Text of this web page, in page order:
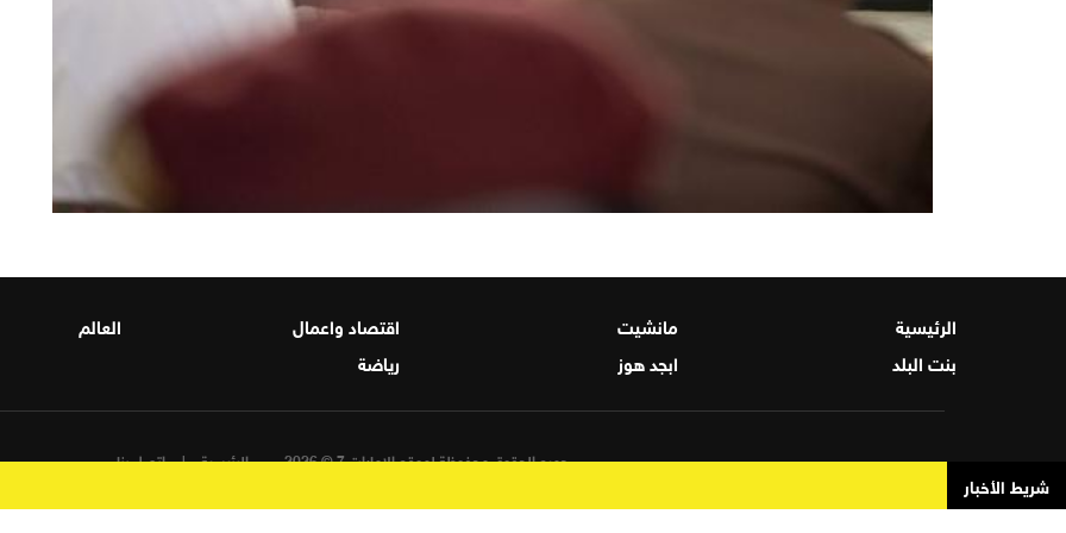
شريط الأخبار
الرئيسية مانشيت اقتصاد واعمال العالم
بنت البلد
ابجد هوز رياضة
جميع الحقوق محفوظة لموقع الامارات 7 © 2026 اتصل بنا
الرئيسية